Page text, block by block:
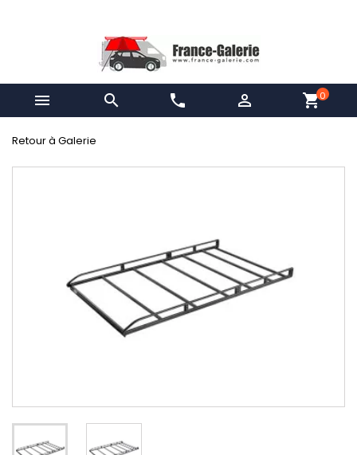
  phone  shopping_cart0
Retour à Galerie